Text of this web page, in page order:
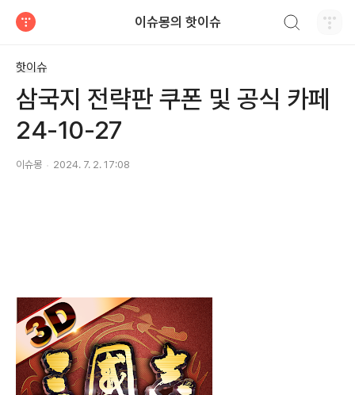
이슈몽의 핫이슈
핫이슈
삼국지 전략판 쿠폰 및 공식 카페
24-10-27
이슈몽 2024. 7. 2. 17:08